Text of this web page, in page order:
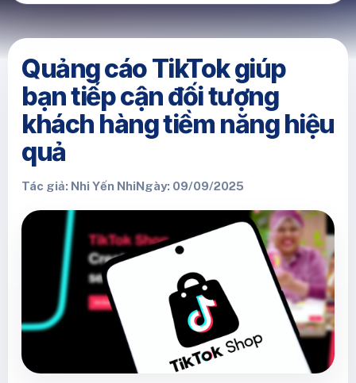
Quảng cáo TikTok giúp
bạn tiếp cận đối tượng
khách hàng tiềm năng hiệu
quả
Tác giả: Nhi Yến NhiNgày: 09/09/2025